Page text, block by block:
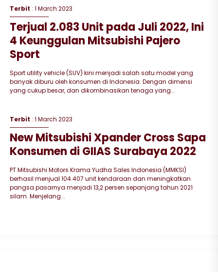
Terbit : 1 March 2023
Terjual 2.083 Unit pada Juli 2022, Ini
4 Keunggulan Mitsubishi Pajero
Sport
Sport utility vehicle (SUV) kini menjadi salah satu model yang
banyak diburu oleh konsumen di Indonesia. Dengan dimensi
yang cukup besar, dan dikombinasikan tenaga yang...
Terbit : 1 March 2023
New Mitsubishi Xpander Cross Sapa
Konsumen di GIIAS Surabaya 2022
PT Mitsubishi Motors Krama Yudha Sales Indonesia (MMKSI)
berhasil menjual 104.407 unit kendaraan dan meningkatkan
pangsa pasarnya menjadi 13,2 persen sepanjang tahun 2021
silam. Menjelang...